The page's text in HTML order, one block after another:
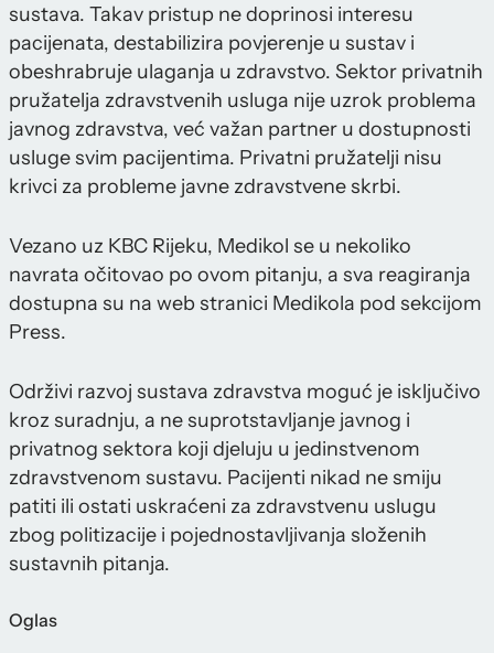
sustava. Takav pristup ne doprinosi interesu
pacijenata, destabilizira povjerenje u sustav i
obeshrabruje ulaganja u zdravstvo. Sektor privatnih
pružatelja zdravstvenih usluga nije uzrok problema
javnog zdravstva, već važan partner u dostupnosti
usluge svim pacijentima. Privatni pružatelji nisu
krivci za probleme javne zdravstvene skrbi.
Vezano uz KBC Rijeku, Medikol se u nekoliko
navrata očitovao po ovom pitanju, a sva reagiranja
dostupna su na web stranici Medikola pod sekcijom
Press.
Održivi razvoj sustava zdravstva moguć je isključivo
kroz suradnju, a ne suprotstavljanje javnog i
privatnog sektora koji djeluju u jedinstvenom
zdravstvenom sustavu. Pacijenti nikad ne smiju
patiti ili ostati uskraćeni za zdravstvenu uslugu
zbog politizacije i pojednostavljivanja složenih
sustavnih pitanja.
Oglas